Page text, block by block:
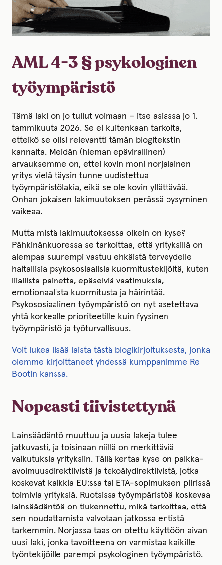
AML 4-3 § psykologinen
työympäristö
Tämä laki on jo tullut voimaan – itse asiassa jo 1.
tammikuuta 2026. Se ei kuitenkaan tarkoita,
etteikö se olisi relevantti tämän blogitekstin
kannalta. Meidän (hieman epävirallinen)
arvauksemme on, ettei kovin moni norjalainen
yritys vielä täysin tunne uudistettua
työympäristölakia, eikä se ole kovin yllättävää.
Onhan jokaisen lakimuutoksen perässä pysyminen
vaikeaa.
Mutta mistä lakimuutoksessa oikein on kyse?
Pähkinänkuoressa se tarkoittaa, että yrityksillä on
aiempaa suurempi vastuu ehkäistä terveydelle
haitallisia psykososiaalisia kuormitustekijöitä, kuten
liiallista painetta, epäselviä vaatimuksia,
emotionaalista kuormitusta ja häirintää.
Psykososiaalinen työympäristö on nyt asetettava
yhtä korkealle prioriteetille kuin fyysinen
työympäristö ja työturvallisuus.
Voit lukea lisää laista tästä blogikirjoituksesta, jonka
olemme kirjoittaneet yhdessä kumppanimme Re
Bootin kanssa.
Nopeasti tiivistettynä
Lainsäädäntö muuttuu ja uusia lakeja tulee
jatkuvasti, ja toisinaan niillä on merkittäviä
vaikutuksia yrityksiin. Tällä kertaa kyse on palkka-
avoimuusdirektiivistä ja tekoälydirektiivistä, jotka
koskevat kaikkia EU:ssa tai ETA-sopimuksen piirissä
toimivia yrityksiä. Ruotsissa työympäristöä koskevaa
lainsäädäntöä on tiukennettu, mikä tarkoittaa, että
sen noudattamista valvotaan jatkossa entistä
tarkemmin. Norjassa taas on otettu käyttöön aivan
uusi laki, jonka tavoitteena on varmistaa kaikille
työntekijöille parempi psykologinen työympäristö.